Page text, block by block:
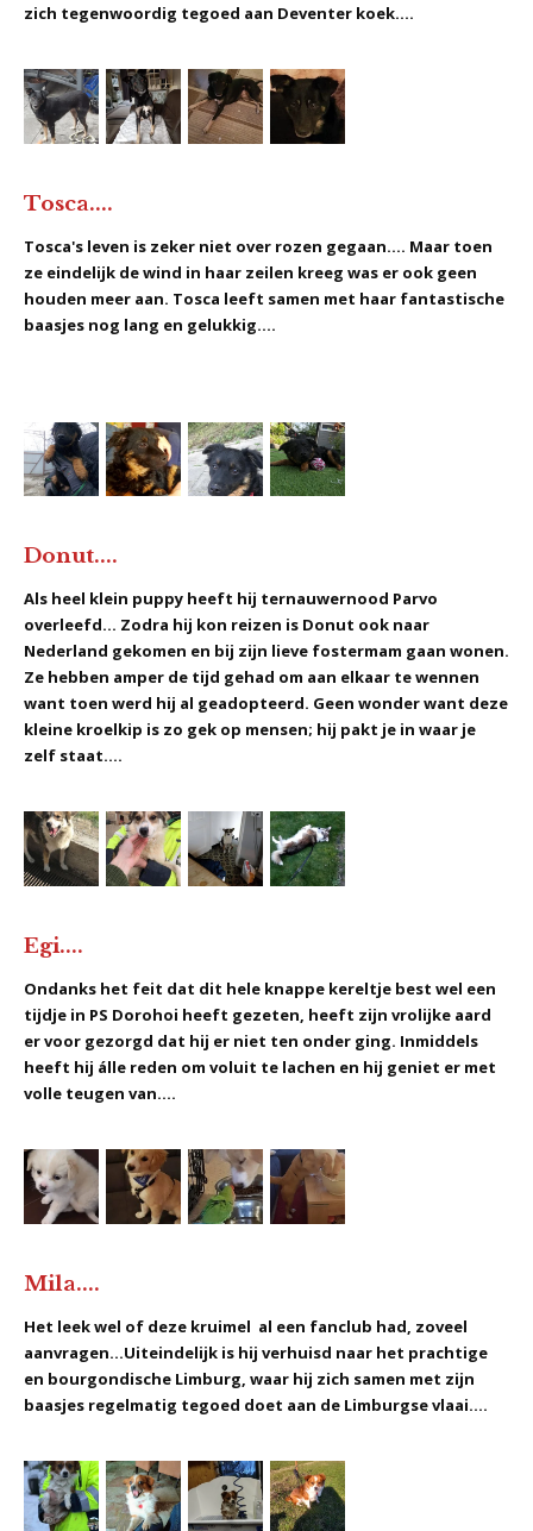
zich tegenwoordig tegoed aan Deventer koek....
Tosca....
Tosca's leven is zeker niet over rozen gegaan.... Maar toen
ze eindelijk de wind in haar zeilen kreeg was er ook geen
houden meer aan. Tosca leeft samen met haar fantastische
baasjes nog lang en gelukkig....
Donut....
Als heel klein puppy heeft hij ternauwernood Parvo
overleefd... Zodra hij kon reizen is Donut ook naar
Nederland gekomen en bij zijn lieve fostermam gaan wonen.
Ze hebben amper de tijd gehad om aan elkaar te wennen
want toen werd hij al geadopteerd. Geen wonder want deze
kleine kroelkip is zo gek op mensen; hij pakt je in waar je
zelf staat....
Egi....
Ondanks het feit dat dit hele knappe kereltje best wel een
tijdje in PS Dorohoi heeft gezeten, heeft zijn vrolijke aard
er voor gezorgd dat hij er niet ten onder ging. Inmiddels
heeft hij álle reden om voluit te lachen en hij geniet er met
volle teugen van....
Mila....
Het leek wel of deze kruimel al een fanclub had, zoveel
aanvragen...Uiteindelijk is hij verhuisd naar het prachtige
en bourgondische Limburg, waar hij zich samen met zijn
baasjes regelmatig tegoed doet aan de Limburgse vlaai....